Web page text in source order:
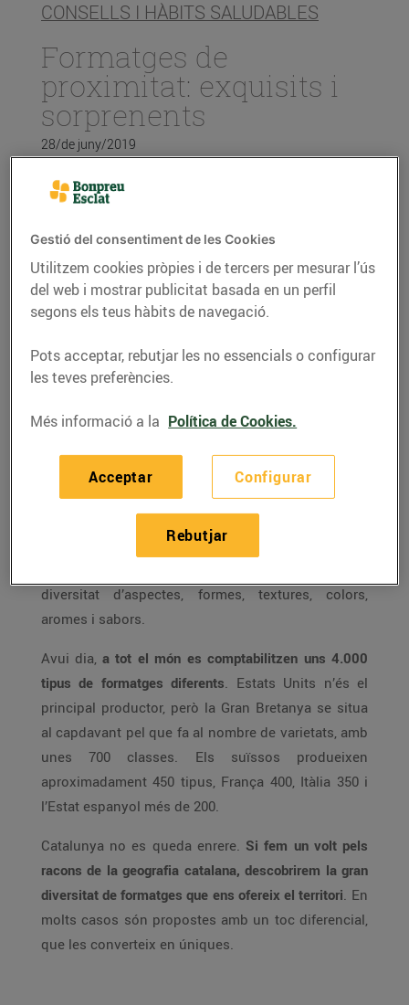
CONSELLS I HÀBITS SALUDABLES
Formatges de
proximitat: exquisits i
sorprenents
28/de juny/2019
Molts elaboradors de formatges imprimeixen un
per referir-nos als que tenen una personalitat pròpia i
es distingeixen de les varietats més clàssiques i
tradicionals.
4.000 tipus de formatges
diferents
Els formatges han anat transformant-se durant milers
, gràcies a la saviesa i l’experiència dels
diversitat d’aspectes, formes, textures, colors,
aromes i sabors.
Avui dia, a tot el món es comptabilitzen uns 4.000
tipus de formatges diferents. Estats Units n’és el
principal productor, però la Gran Bretanya se situa
al capdavant pel que fa al nombre de varietats, amb
unes 700 classes. Els suïssos produeixen
aproximadament 450 tipus, França 400, Itàlia 350 i
l’Estat espanyol més de 200.
Catalunya no es queda enrere. Si fem un volt pels
racons de la geografia catalana, descobrirem la gran
diversitat de formatges que ens ofereix el territori. En
molts casos són propostes amb un toc diferencial,
que les converteix en úniques.
Gestió del consentiment de les Cookies
Utilitzem cookies pròpies i de tercers per mesurar l’ús
del web i mostrar publicitat basada en un perfil
segons els teus hàbits de navegació.
Pots acceptar, rebutjar les no essencials o configurar
les teves preferències.
Més informació a la Política de Cookies.
Configurar
Rebutjar
Acceptar